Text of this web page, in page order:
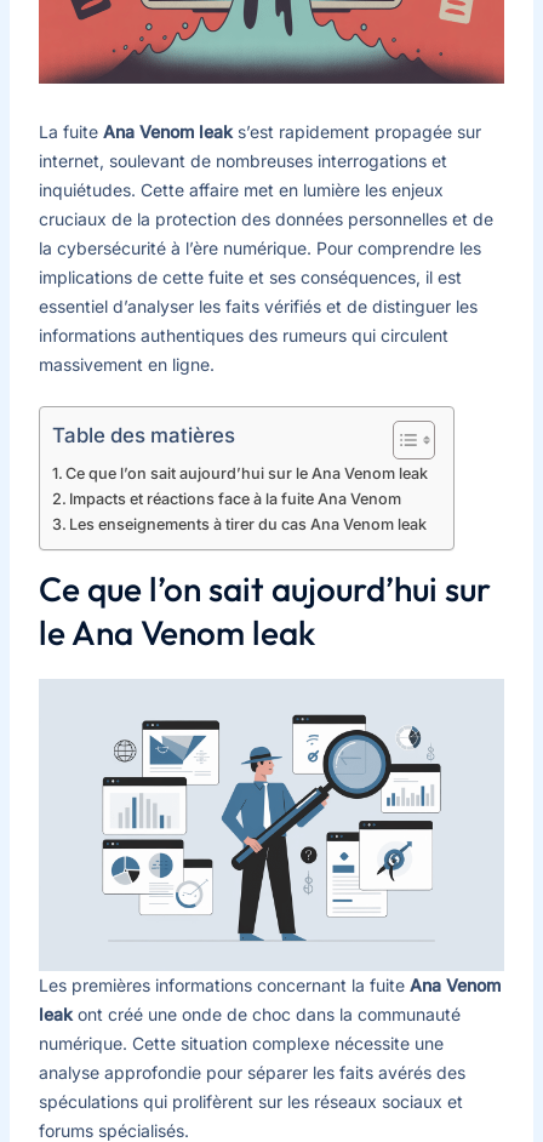
La fuite Ana Venom leaks’est rapidement propagée sur
internet, soulevant de nombreuses interrogations et
inquiétudes. Cette affaire met en lumière les enjeux
cruciaux de la protection des données personnelles et de
la cybersécurité à l’ère numérique. Pour comprendre les
implications de cette fuite et ses conséquences, il est
essentiel d’analyser les faits vérifiés et de distinguer les
informations authentiques des rumeurs qui circulent
massivement en ligne.
Table des matières
Ce que l’on sait aujourd’hui sur le Ana Venom leak
Impacts et réactions face à la fuite Ana Venom
Les enseignements à tirer du cas Ana Venom leak
Ce que l’on sait aujourd’hui sur
le Ana Venom leak
Les premières informations concernant la fuite Ana Venom
leakont créé une onde de choc dans la communauté
numérique. Cette situation complexe nécessite une
analyse approfondie pour séparer les faits avérés des
spéculations qui prolifèrent sur les réseaux sociaux et
forums spécialisés.